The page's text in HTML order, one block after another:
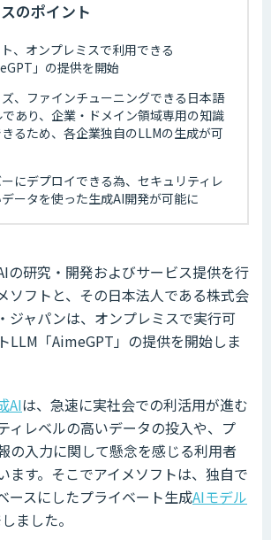
のポイント
、オンプレミスで利用できる
」の提供を開始
、ファインチューニングできる日本語
あり、企業・ドメイン領域専用の知識
るため、各企業独自のLLMの生成が可
にデプロイできる為、セキュリティレ
ータを使った生成AI開発が可能に
の研究・開発およびサービス提供を行
ソフトと、その日本法人である株式会
ジャパンは、オンプレミスで実行可
LLM「AimeGPT」の提供を開始しま
AIは、急速に実社会での利活用が進む
ィレベルの高いデータの投入や、プ
の入力に関して懸念を感じる利用者
ます。そこでアイメソフトは、独自で
ースにしたプライベート生成AIモデル
ました。